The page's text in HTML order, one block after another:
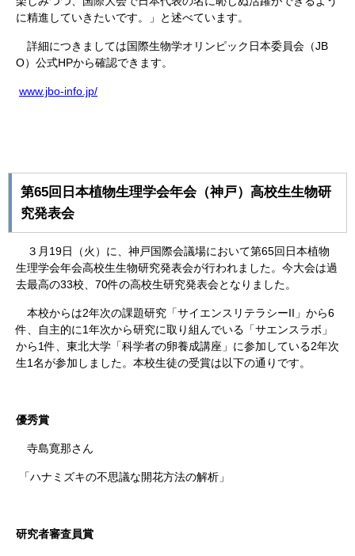
に精進していきたいです。」と述べています。
詳細につきましては国際生物学オリンピック日本委員会（JB
O）公式HPから確認できます。
www.jbo-info.jp/
第65回日本植物生理学会年会（神戸）高校生生物研
究発表会
３月 19 日（火）に、神戸国際会議場において第65回日本植物
生理学会年会高校生生物研究発表会が行われました。今大会は過
去最高の33校、 70件の高校生研究発表会となりました。
本校からは2年次の課題研究「サイエンスリテラシーII 」から6
件、自主的に1年次から研究に取り組んでいる「サエンスラボ」
から 1件、東北大学「科学者の卵養成講座」に参加している2年次
生1名が参加しました。本校生徒の受賞は以下の通りです。
優秀賞
寺島寛那さん
「ハナミズキの不思議な開花方法の解析」
研究者審査員賞